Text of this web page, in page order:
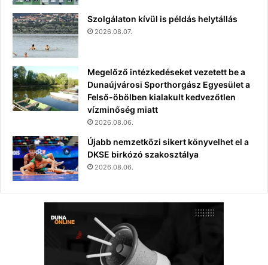
Szolgálaton kívül is példás helytállás
2026.08.07.
Megelőző intézkedéseket vezetett be a
Dunaújvárosi Sporthorgász Egyesület a
Felső-öbölben kialakult kedvezőtlen
vízminőség miatt
2026.08.06.
Újabb nemzetközi sikert könyvelhet el a
DKSE birkózó szakosztálya
2026.08.06.